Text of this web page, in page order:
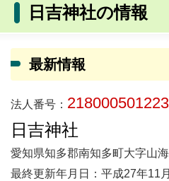
日吉神社の情報
最新情報
法人番号：
日吉神社
愛知県知多郡南知多町大字山
最終更新年月日：平成27年11